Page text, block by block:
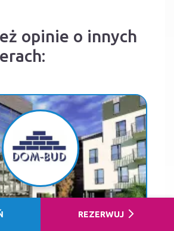
opinie o innych
M. Szaflarski
REZERWUJ arrow_forward_ios